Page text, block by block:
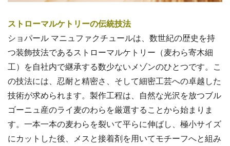
ストローマルケトリーの伝統技法
ショパール マニュファクチュールは、数世紀の歴史を持
つ装飾技法であるストローマルケトリー（麦わら寄木細
工）を自社内で継承する数少ないメゾンのひとつです。こ
の技法には、忍耐と精密さ、そして細密工芸への卓越した
技術が求められます。製作工程は、自然な光沢を放つブル
ゴーニュ産のライ麦のわらを厳選することから始まりま
す。一本一本の麦わらを裂いて平らに伸ばし、極小サイズ
にカットした後、メスと接着剤を用いてモチーフへと組み